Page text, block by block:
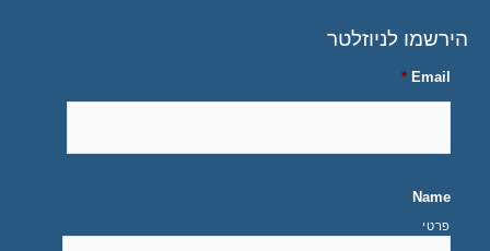
הירשמו לניוזלטר
Email
*
Name
פרטי